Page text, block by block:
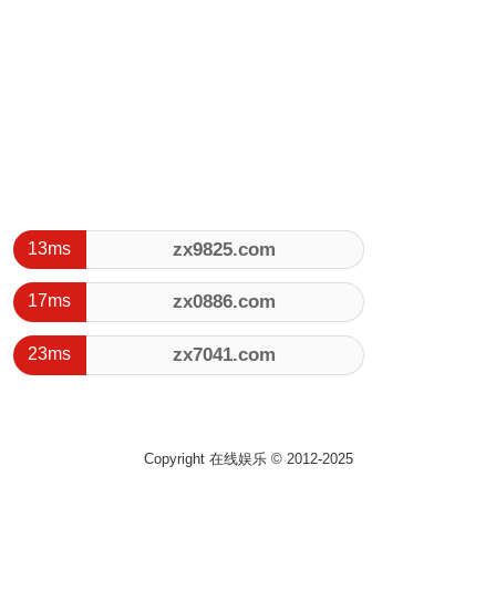
13ms zx9825.com
17ms zx0886.com
23ms zx7041.com
Copyright 在线娱乐 © 2012-2025